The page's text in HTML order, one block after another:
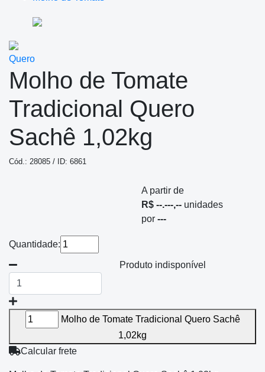
Quero
Molho de Tomate
Tradicional Quero
Sachê 1,02kg
Cód.: 28085 / ID: 6861
A partir de
R$ --.---,-- unidades
por ---
Quantidade:
Produto indisponível
Molho de Tomate Tradicional Quero Sachê
1,02kg
Calcular frete